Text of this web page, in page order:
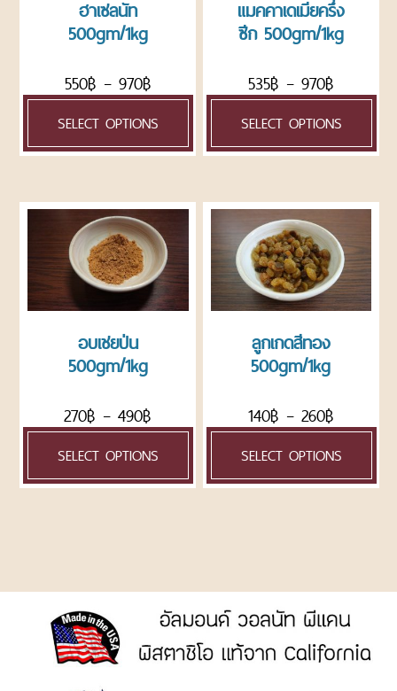
ฮาเซลนัท
500gm/1kg
550฿ – 970฿
SELECT OPTIONS
แมคคาเดเมียครึ่ง
ซีก 500gm/1kg
535฿ – 970฿
SELECT OPTIONS
อบเชยป่น
500gm/1kg
270฿ –490฿
SELECT OPTIONS
ลูกเกดสีทอง
500gm/1kg
140฿ – 260฿
SELECT OPTIONS